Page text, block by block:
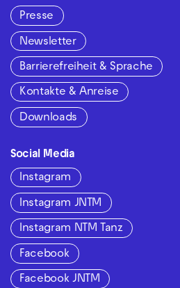
Presse
Newsletter
Barrierefreiheit & Sprache
Kontakte & Anreise
Downloads
Social Media
Instagram
Instagram JNTM
Instagram NTM Tanz
Facebook
Facebook JNTM